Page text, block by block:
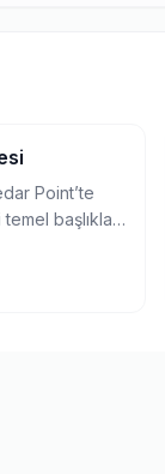
Point’te
başlıklar